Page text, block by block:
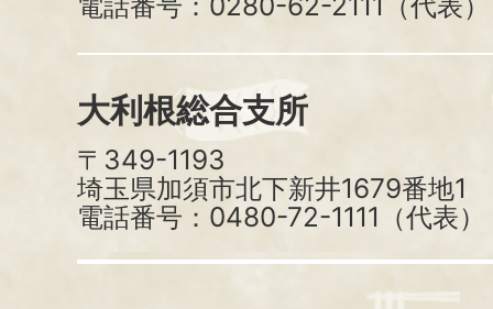
大利根総合支所
〒349-1193
埼玉県加須市北下新井1679番地1
電話番号：0480-72-1111（代表）